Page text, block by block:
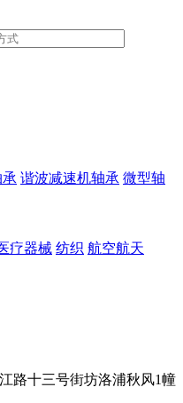
谐波减速机轴承 微型轴
疗器械 纺织 航空航天
路十三号街坊洛浦秋风1幢